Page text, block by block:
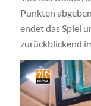
Punkten
endet das Spiel
zurückblickend